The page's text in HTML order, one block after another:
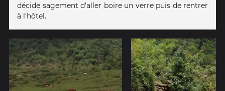
décide sagement d'aller boire un verre puis de rentrer
à l'hôtel.